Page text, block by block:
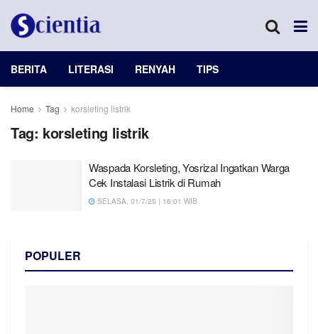
BERITA LITERASI RENYAH TIPS
Home Tag korsleting listrik
Tag: korsleting listrik
Waspada Korsleting, Yosrizal Ingatkan Warga
Cek Instalasi Listrik di Rumah
SELASA, 01/7/25 | 16:01 WIB
POPULER